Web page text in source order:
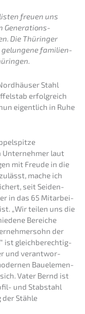
freuen uns
Generations­
Die Thürin­ger
gelun­ge­ne famili­en­
Stahl
erfolg­reich
eigent­lich in Ruhe
Unter­neh­mer laut
mit Freude in die
mache ich
seit Seiden­
in das 65 Mitar­bei­
„Wir teilen uns die
Berei­che
der
ist gleich­be­rech­tig­
und verant­wor­
Bauele­men­
Vater Bernd ist
und Stabstahl
Stähle